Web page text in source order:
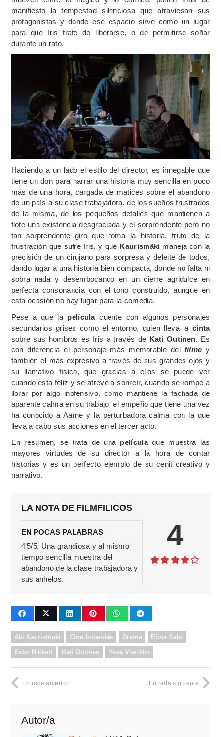
manifiesto la tempestad silenciosa que atraviesan sus
protagonistas y donde ese espacio sirve como un lugar
para que Iris trate de liberarse, o de permitirse soñar
durante un rato.
Haciendo a un lado el estilo del director, es innegable que
tiene un don para narrar una historia muy sencilla en poco
más de una hora, cargada de matices sobre el abandono
de un país a su clase trabajadora, de los sueños frustrados
de la misma, de los pequeños detalles que mantienen a
flote una existencia desgraciada y el sorprendente pero no
tan sorprendente giro que toma la historia, fruto de la
frustración que sufre Iris, y que Kaurismäki maneja con la
precisión de un cirujano para sorpresa y deleite de todos,
dando lugar a una historia bien compacta, donde no falta ni
sobra nada y desembocando en un cierre agridulce en
perfecta consonancia con el tono construido, aunque en
esta ocasión no hay lugar para la comedia.
Pese a que la películacuente con algunos personajes
secundarios grises como el entorno, quien lleva la cinta
sobre sus hombros es Iris a través de Kati Outinen. Es
con diferencia el personaje más memorable del filme y
también el más expresivo a través de sus grandes ojos y
su llamativo físico, que gracias a ellos se puede ver
cuando esta feliz y se atreve a sonreír, cuando se rompe a
llorar por algo inofensivo, como mantiene la fachada de
aparente calma en su trabajo, el empeño que tiene una vez
ha conocido a Aarne y la perturbadora calma con la que
lleva a cabo sus acciones en el tercer acto.
En resumen, se trata de una películaque muestra las
mayores virtudes de su director a la hora de contar
historias y es un perfecto ejemplo de su cenit creativo y
narrativo.
LA NOTA DE FILMFILICOS
EN POCAS PALABRAS
4'5/5. Una grandiosa y al mismo
tiempo sencilla muestra del
abandono de la clase trabajadora y
sus anhelos.
4
Aki Kaurismaki Cine finlandés Drama Elina Salo
Esko Nikkari Kati Outinen Vesa Vierikko
Entrada anterior Entrada siguiente
Autor/a